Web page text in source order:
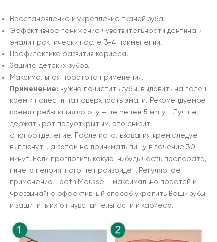
Восстановление и укрепление тканей зуба.
Эффективное понижение чувствительности дентина и
эмали практически после 3-4 применений.
Профилактика развития кариеса.
Защита детских зубов.
Максимальная простота применения.
Применение: нужно почистить зубы, выдавить на палец
крем и нанести на поверхность эмали. Рекомендуемое
время пребывания во рту – не менее 5 минут. Лучше
держать рот полуоткрытым, это снизит
слюноотделение. После использования крем следует
выплюнуть, а затем не принимать пищу в течение 30
минут. Если проглотить какую-нибудь часть препарата,
ничего неприятного не произойдет. Регулярное
применение Tooth Mousse – максимально простой и
чрезвычайно эффективный способ укрепить Ваши зубы
и защитить их от чувствительности и кариеса.